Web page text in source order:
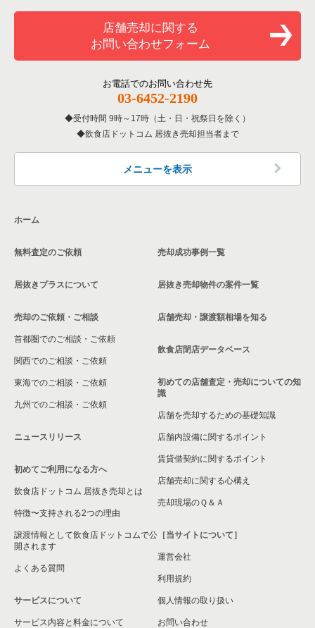
洋食の居抜き売却物件の案件一覧
その他の居抜き売却物件の案件一覧
柏市の飲食店の居抜き売却物件の案件一覧
館山市の飲食店の居抜き売却物件の案件一覧
千葉市花見川区の飲食店の居抜き売却物件の案件一覧
我孫子市の飲食店の居抜き売却物件の案件一覧
千葉市稲毛区の飲食店の居抜き売却物件の案件一覧
流山市の飲食店の居抜き売却物件の案件一覧
千葉市緑区の飲食店の居抜き売却物件の案件一覧
白井市の飲食店の居抜き売却物件の案件一覧
千葉県のバーの居抜き売却物件の案件一覧
千葉県の居酒屋・ダイニングバーの居抜き売却物件の案件一覧
千葉県の和食の居抜き売却物件の案件一覧
千葉県の洋食の居抜き売却物件の案件一覧
千葉県のその他の居抜き売却物件の案件一覧
千葉市中央区の和食の居抜き売却物件の案件一覧
千葉市中央区のその他の居抜き売却物件の案件一覧
店舗売却に関する
お問い合わせフォーム
お電話でのお問い合わせ先
03-6452-2190
受付時間 9時～17時（土・日・祝祭日を除く）
飲食店ドットコム 居抜き売却担当者まで
メニューを表示
ホーム
無料査定のご依頼
居抜きプラスについて
売却のご依頼・ご相談
首都圏でのご相談・ご依頼
関西でのご相談・ご依頼
東海でのご相談・ご依頼
九州でのご相談・ご依頼
ニュースリリース
初めてご利用になる方へ
飲食店ドットコム 居抜き売却とは
特徴〜支持される2つの理由
譲渡情報として飲食店ドットコムで公
開されます
よくある質問
サービスについて
サービス内容と料金について
売却成功事例一覧
居抜き売却物件の案件一覧
店舗売却・譲渡額相場を知る
飲食店閉店データベース
初めての店舗査定・売却についての知
識
店舗を売却するための基礎知識
店舗内設備に関するポイント
賃貸借契約に関するポイント
店舗売却に関する心構え
売却現場のＱ＆Ａ
［当サイトについて］
運営会社
利用規約
個人情報の取り扱い
お問い合わせ